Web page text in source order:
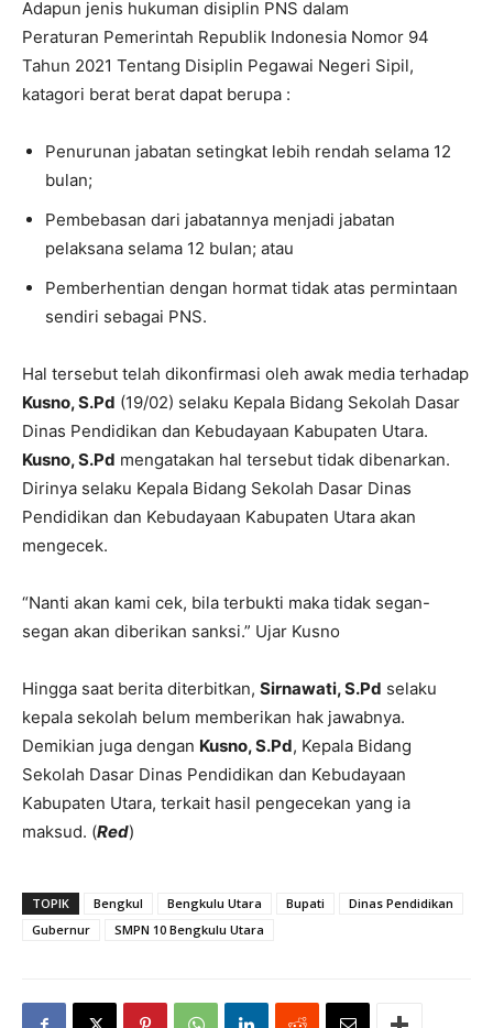
Adapun jenis hukuman disiplin PNS dalam
Peraturan Pemerintah Republik Indonesia Nomor 94
Tahun 2021 Tentang Disiplin Pegawai Negeri Sipil,
katagori berat berat dapat berupa :
Penurunan jabatan setingkat lebih rendah selama 12
bulan;
Pembebasan dari jabatannya menjadi jabatan
pelaksana selama 12 bulan; atau
Pemberhentian dengan hormat tidak atas permintaan
sendiri sebagai PNS.
Hal tersebut telah dikonfirmasi oleh awak media terhadap
Kusno, S.Pd (19/02) selaku Kepala Bidang Sekolah Dasar
Dinas Pendidikan dan Kebudayaan Kabupaten Utara.
Kusno, S.Pd mengatakan hal tersebut tidak dibenarkan.
Dirinya selaku Kepala Bidang Sekolah Dasar Dinas
Pendidikan dan Kebudayaan Kabupaten Utara akan
mengecek.
“Nanti akan kami cek, bila terbukti maka tidak segan-
segan akan diberikan sanksi.” Ujar Kusno
Hingga saat berita diterbitkan, Sirnawati, S.Pd selaku
kepala sekolah belum memberikan hak jawabnya.
Demikian juga dengan Kusno, S.Pd, Kepala Bidang
Sekolah Dasar Dinas Pendidikan dan Kebudayaan
Kabupaten Utara, terkait hasil pengecekan yang ia
maksud. (Red)
TOPIK Bengkul Bengkulu Utara Bupati
Dinas Pendidikan
Gubernur
SMPN 10 Bengkulu Utara